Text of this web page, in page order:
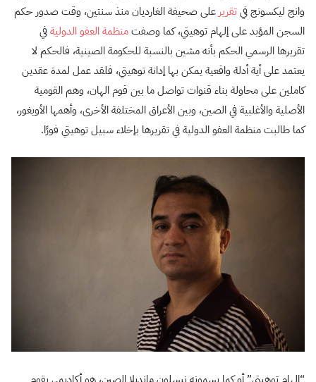
وانج ليكسونج فيتقرير على صحيفة الغارديان منذ سنتين، وقت صدور حكم
السجن المؤبد على إلهام توهيتي، كما وصفتمنظمة العفو الدوليةفي
تقريرها الرسمي الحكم بأنه مشين بالنسبة للحكومة الصينية، فالحكم لا
يعتمد على أية أدلة واقعية يمكن بها إدانة توهيتي، فلقد عمل لمدة عقدين
كاملين على محاولة بناء قنوات تواصل ما بين قوم الهان، وهم القومية
الأصلية والأغلبية في الصين، وبين الأعراق المختلفة الأخرى، وأهمها الأويغور،
كما طالبت منظمة العفو الدولية في تقريرها بإخلاء سبيل توهيتي فورًا.